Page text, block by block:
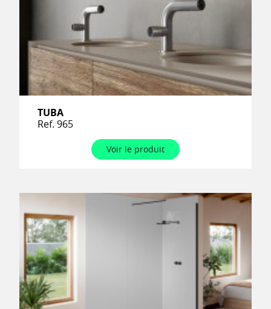
TUBA
Ref. 965
Voir le produit